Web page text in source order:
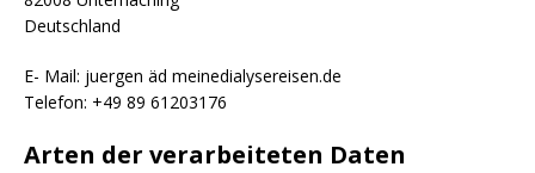
Deutschland
E- Mail: juergen äd meinedialysereisen.de
Telefon: +49 89 61203176
Arten der verarbeiteten Daten